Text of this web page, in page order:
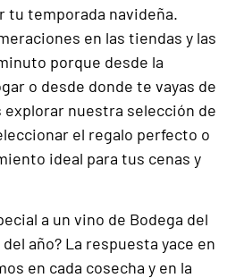
tu temporada navideña.
en las tiendas y las
porque desde la
o desde donde te vayas de
explorar nuestra selección de
el regalo perfecto o
ideal para tus cenas y
a un vino de Bodega del
año? La respuesta yace en
en cada cosecha y en la